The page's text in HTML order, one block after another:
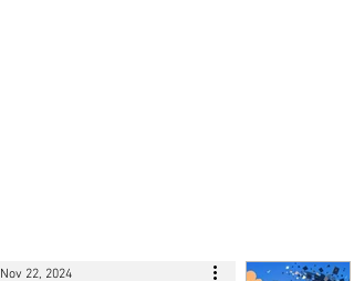
Nov 22, 2024